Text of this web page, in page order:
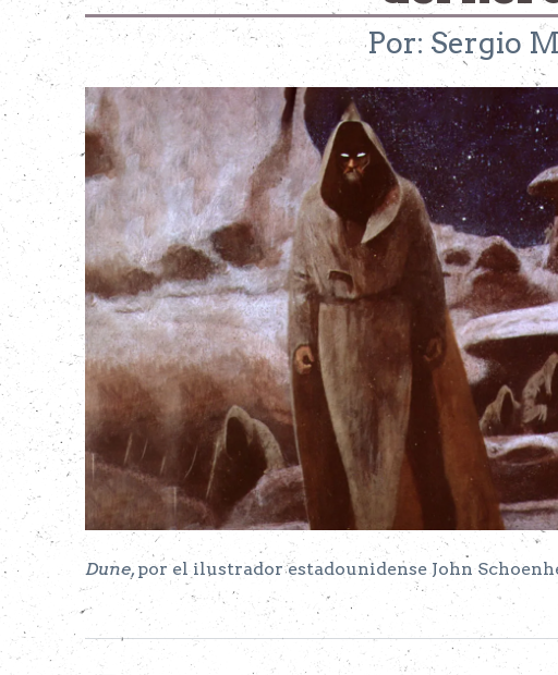
Por: Sergio
Dune, por el ilustrador estadounidense John